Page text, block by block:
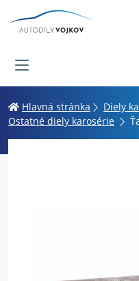
Hlavná stránka
Diely
Ostatné diely karosérie